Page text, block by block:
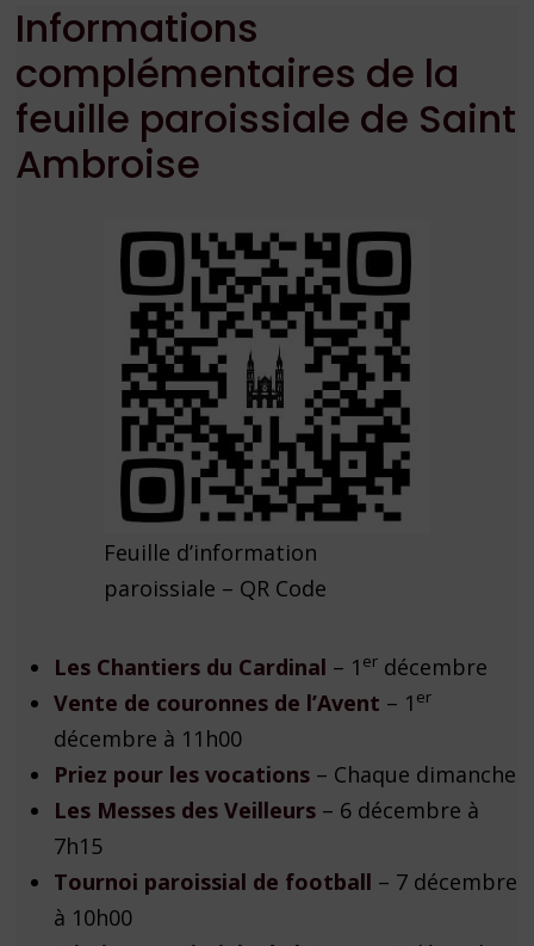
Informations
complémentaires de la
feuille paroissiale de Saint
Ambroise
Feuille d’information
paroissiale – QR Code
Les Chantiers du Cardinal – 1 er décembre
Vente de couronnes de l’Avent – 1 er
décembre à 11h00
Priez pour les vocations – Chaque dimanche
Les Messes des Veilleurs – 6 décembre à
7h15
Tournoi paroissial de football – 7 décembre
à 10h00